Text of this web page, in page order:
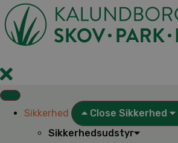
Videre
til
indhold
Sikkerhed Close Sikkerhed
Sikkerhedsudstyr